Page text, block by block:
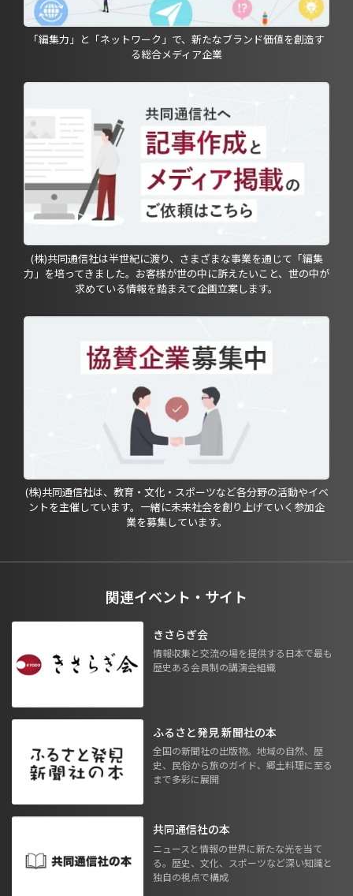
「編集力」と「ネットワーク」で、新たなブランド価値を創造す
る総合メディア企業
(株)共同通信社は半世紀に渡り、さまざまな事業を通じて「編集
力」を培ってきました。お客様が世の中に訴えたいこと、世の中が
求めている情報を踏まえて企画立案します。
(株)共同通信社は、教育・文化・スポーツなど各分野の活動やイベ
ントを主催しています。一緒に未来社会を創り上げていく参加企
業を募集しています。
関連イベント・サイト
きさらぎ会
情報収集と交流の場を提供する日本で最も
歴史ある会員制の講演会組織
ふるさと発見 新聞社の本
全国の新聞社の出版物。地域の自然、歴
史、民俗から旅のガイド、郷土料理に至る
まで多彩に展開
共同通信社の本
ニュースと情報の世界に新たな光を当て
る。歴史、文化、スポーツなど深い知識と
独自の視点で構成